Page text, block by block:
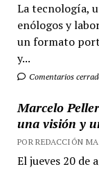
La tecnología,
enólogos y
un formato
y...
Comentarios
Marcelo
una visión y
POR REDACCIÓN
El jueves 20 de